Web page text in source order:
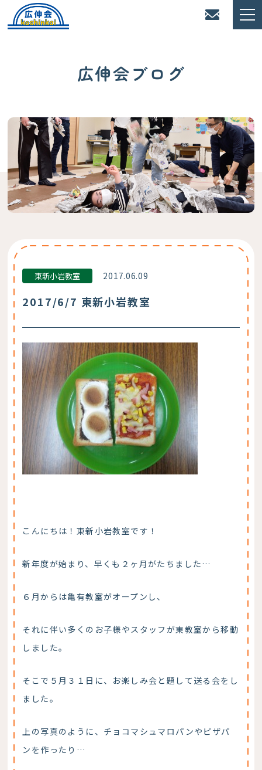
広伸会ブログ
東新小岩教室 2017.06.09
2017/6/7 東新小岩教室
こんにちは！東新小岩教室です！
新年度が始まり、早くも２ヶ月がたちました…
６月からは亀有教室がオープンし、
それに伴い多くのお子様やスタッフが東教室から移動
しました。
そこで５月３１日に、お楽しみ会と題して送る会をし
ました。
上の写真のように、チョコマシュマロパンやピザパ
ンを作ったり…